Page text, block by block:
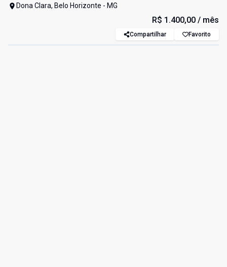
Dona Clara, Belo Horizonte - MG
R$ 1.400,00 / mês
Compartilhar Favorito